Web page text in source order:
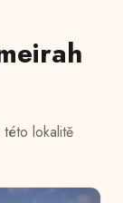
lokalitě